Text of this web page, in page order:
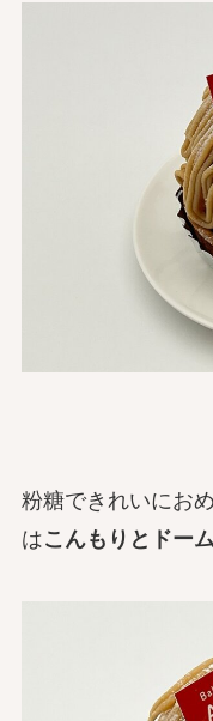
粉糖できれいにお
はこんもりとドー